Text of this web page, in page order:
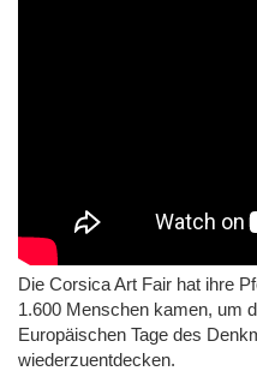
manifestation, l'ensemble
sûr vous le public. Rendez-
Die Corsica Art Fair hat ihre
1.600 Menschen kamen, um
Europäischen Tage des
wiederzuentdecken.